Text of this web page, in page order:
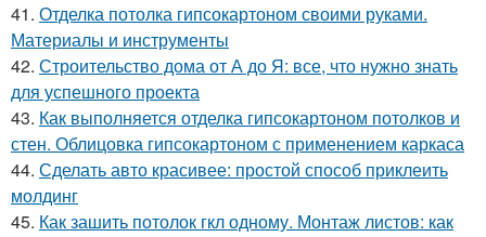
41. Отделка потолка гипсокартоном своими руками.
Материалы и инструменты
42. Строительство дома от А до Я: все, что нужно знать
для успешного проекта
43. Как выполняется отделка гипсокартоном потолков и
стен. Облицовка гипсокартоном с применением каркаса
44. Сделать авто красивее: простой способ приклеить
молдинг
45. Как зашить потолок гкл одному. Монтаж листов: как